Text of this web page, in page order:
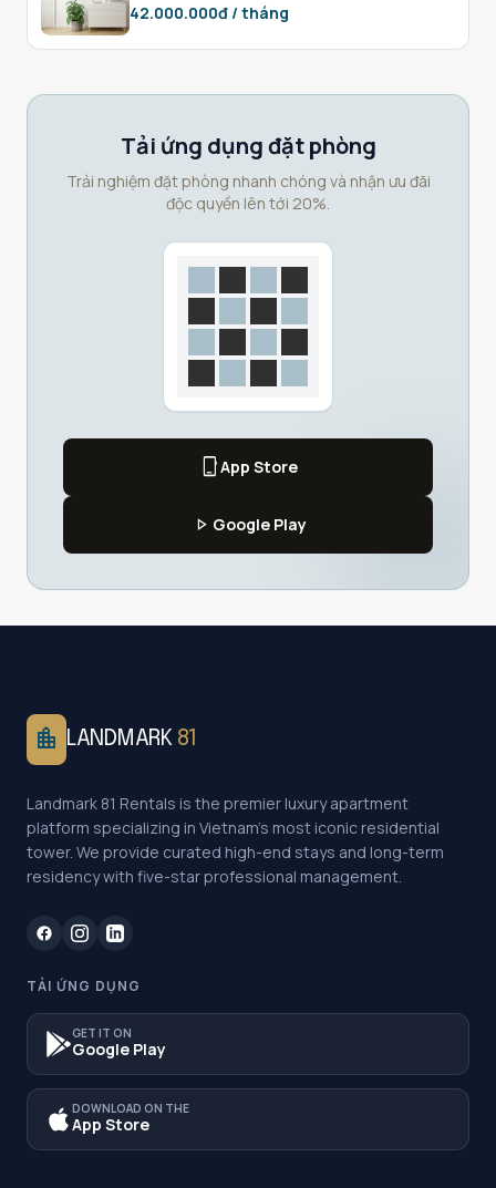
42.000.000đ / tháng
Tải ứng dụng đặt phòng
Trải nghiệm đặt phòng nhanh chóng và nhận ưu đãi
độc quyền lên tới 20%.
phone_iphoneApp Store
play_arrow Google Play
location_city LANDMARK 81
Landmark 81 Rentals is the premier luxury apartment
platform specializing in Vietnam's most iconic residential
tower. We provide curated high-end stays and long-term
residency with five-star professional management.
TẢI ỨNG DỤNG
GET IT ON
Google Play
DOWNLOAD ON THE
App Store